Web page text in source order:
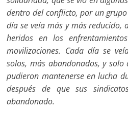
dentro del conflicto, por un
día se veía más y más
heridos en los
movilizaciones. Cada día se
solos, más abandonados, y
pudieron mantenerse en lucha
después de que sus
abandonado.